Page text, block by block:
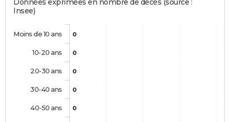
Données exprimées en nombre de décès (source :
Insee)
0
0
0
0
0
Moins de 10 ans
10-20 ans
20-30 ans
30-40 ans
40-50 ans